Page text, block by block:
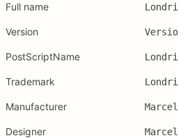
Full name
Version
PostScriptName
Trademark
Manufacturer
Designer